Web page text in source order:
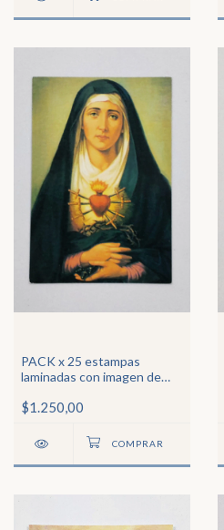
PACK x 25 estampas
laminadas con imagen de
$1.250,00